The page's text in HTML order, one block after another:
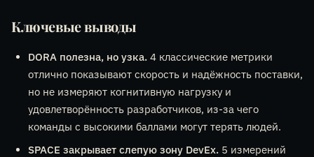
Ключевые выводы
DORA полезна, но узка. 4 классические метрики
отлично показывают скорость и надёжность поставки,
но не измеряют когнитивную нагрузку и
удовлетворённость разработчиков, из-за чего
команды с высокими баллами могут терять людей.
SPACE закрывает слепую зону DevEx. 5 измерений